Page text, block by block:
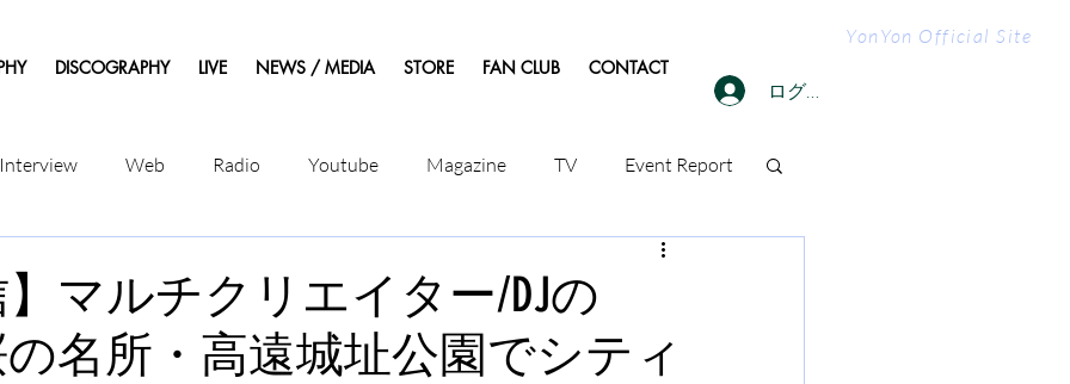
YonYon Official Site
DISCOGRAPHY LIVE NEWS / MEDIA STORE FAN CLUB CONTACT
ログイン
Interview Web Radio Youtube Magazine TV Event Report
】マルチクリエイター/DJの
の名所・高遠城址公園でシティ